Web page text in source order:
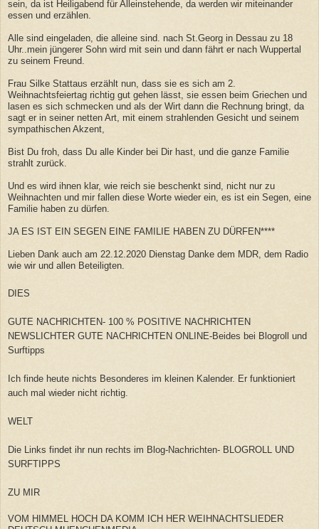
sein, da ist Heiligabend für Alleinstehende, da werden wir miteinander
essen und erzählen.
Alle sind eingeladen, die alleine sind. nach St.Georg in Dessau zu 18
Uhr..mein jüngerer Sohn wird mit sein und dann fährt er nach Wuppertal
zu seinem Freund.
Frau Silke Stattaus erzählt nun, dass sie es sich am 2.
Weihnachtsfeiertag richtig gut gehen lässt, sie essen beim Griechen und
lasen es sich schmecken und als der Wirt dann die Rechnung bringt, da
sagt er in seiner netten Art, mit einem strahlenden Gesicht und seinem
sympathischen Akzent,
Bist Du froh, dass Du alle Kinder bei Dir hast, und die ganze Familie
strahlt zurück.
Und es wird ihnen klar, wie reich sie beschenkt sind, nicht nur zu
Weihnachten und mir fallen diese Worte wieder ein, es ist ein Segen, eine
Familie haben zu dürfen.
JA ES IST EIN SEGEN EINE FAMILIE HABEN ZU DÜRFEN****
Lieben Dank auch am 22.12.2020 Dienstag Danke dem MDR, dem Radio
wie wir und allen Beteiligten.
DIES
GUTE NACHRICHTEN- 100 % POSITIVE NACHRICHTEN
NEWSLICHTER GUTE NACHRICHTEN ONLINE-Beides bei Blogroll und
Surftipps
Ich finde heute nichts Besonderes im kleinen Kalender. Er funktioniert
auch mal wieder nicht richtig.
WELT
Die Links findet ihr nun rechts im Blog-Nachrichten- BLOGROLL UND
SURFTIPPS
ZU MIR
VOM HIMMEL HOCH DA KOMM ICH HER WEIHNACHTSLIEDER